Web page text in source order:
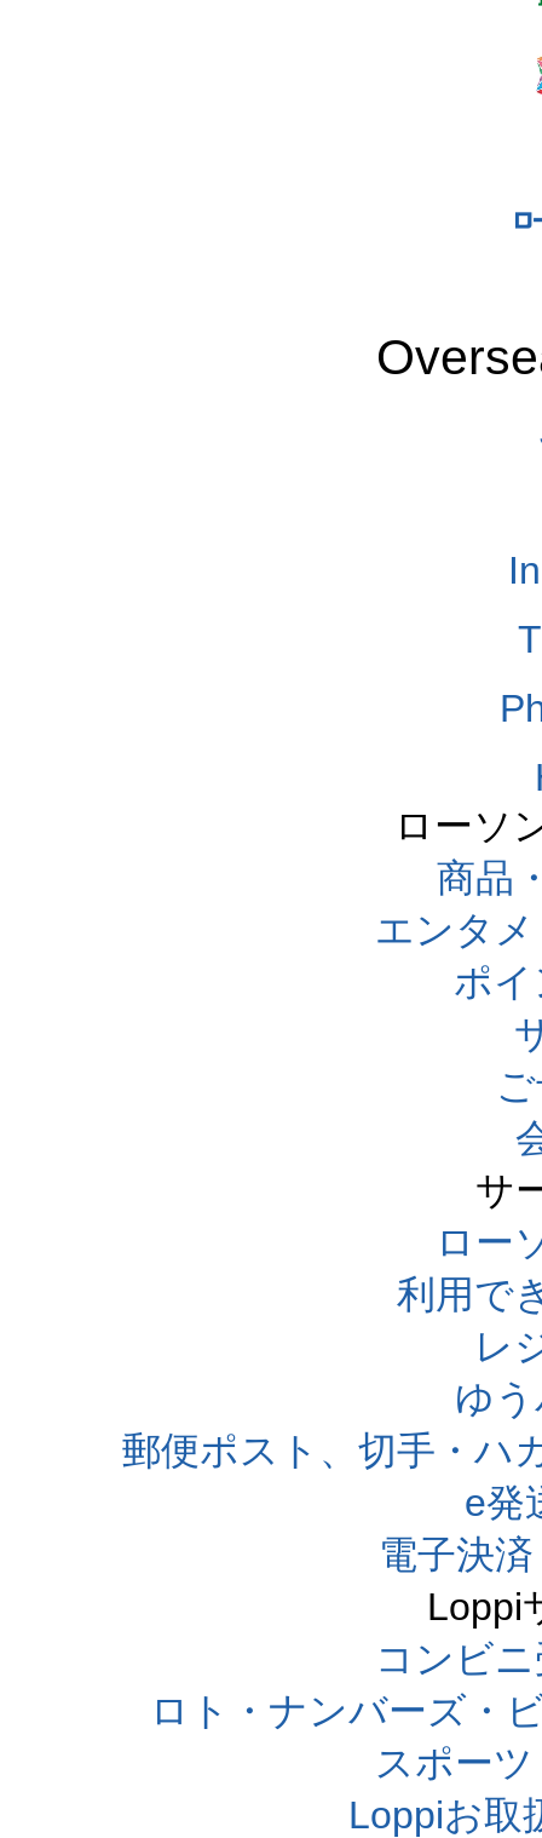
ローソ
商品
エンタ
ポ
サ
ロー
利用で
レ
ゆ
郵便ポスト、切手・ハ
e発
電子決
Loppi
コンビ
ロト・ナンバーズ・
スポー
Loppiお取